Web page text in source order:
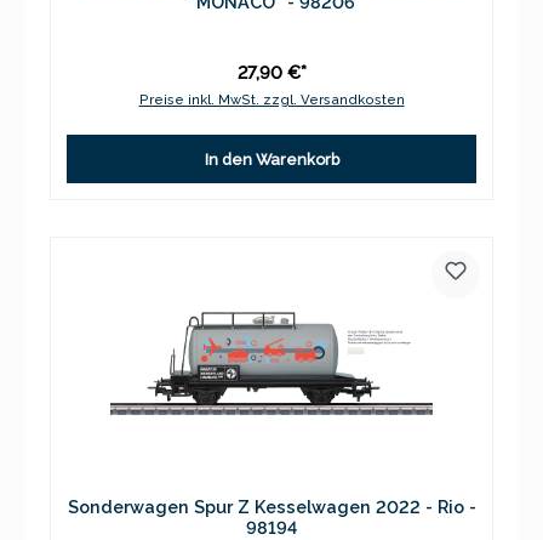
27,90 €*
Preise inkl. MwSt. zzgl. Versandkosten
In den Warenkorb
Sonderwagen Spur Z Kesselwagen 2022 - Rio -
98194